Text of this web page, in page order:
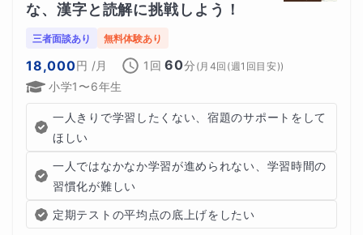
な、漢字と読解に挑戦しよう！
三者面談あり 無料体験あり
18,000円 /月 1回 60分 (月4回(週1回目安))
小学1〜6年生
一人きりで学習したくない、宿題のサポートをして
ほしい
一人ではなかなか学習が進められない、学習時間の
習慣化が難しい
定期テストの平均点の底上げをしたい